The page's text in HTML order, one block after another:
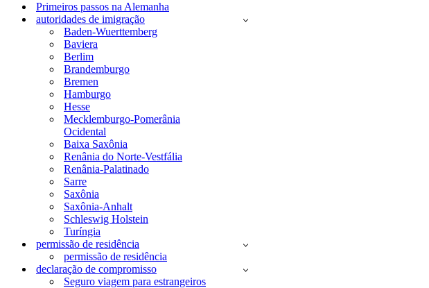
navegaçãoPrimeiros passos na Alemanha
autoridades de imigração
Baden-Wuerttemberg
Baviera
Berlim
Brandemburgo
Bremen
Hamburgo
Hesse
Mecklemburgo-Pomerânia
Ocidental
Baixa Saxônia
Renânia do Norte-Vestfália
Renânia-Palatinado
Sarre
Saxônia
Saxônia-Anhalt
Schleswig Holstein
Turíngia
permissão de residência
permissão de residência
declaração de compromisso
Seguro viagem para estrangeiros